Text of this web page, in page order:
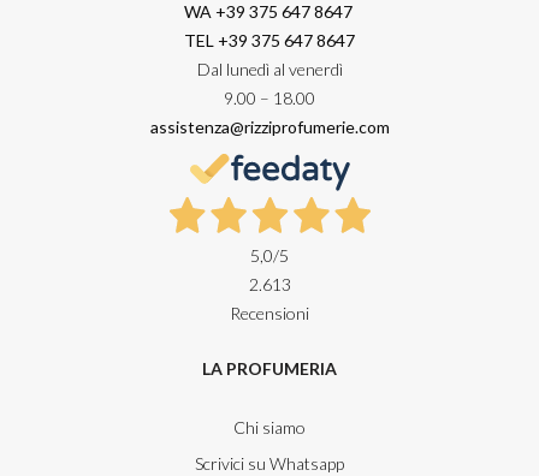
WA +39 375 647 8647
TEL +39 375 647 8647
Dal lunedì al venerdì
9.00 – 18.00
assistenza@rizziprofumerie.com
5,0/5
2.613
Recensioni
LA PROFUMERIA
Chi siamo
Scrivici su Whatsapp